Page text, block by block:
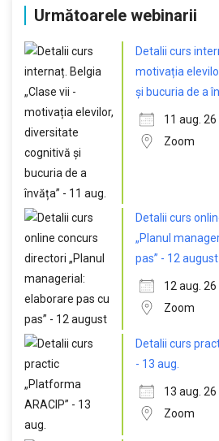
Următoarele webinarii
Detalii curs
motivația
și bucuria de a
11 aug. 26
Zoom
Detalii curs
„Planul
pas” - 12 august
12 aug. 26
Zoom
Detalii curs
- 13 aug.
13 aug. 26
Zoom